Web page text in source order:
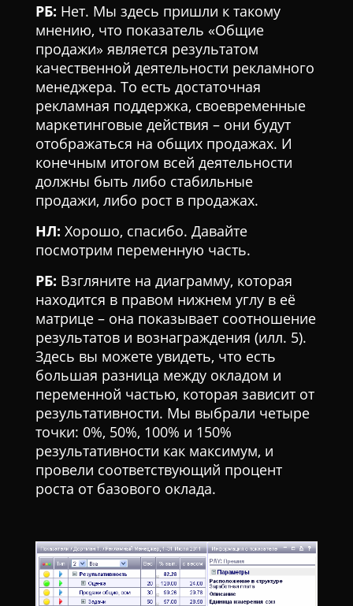
РБ: Нет. Мы здесь пришли к такому
мнению, что показатель «Общие
продажи» является результатом
качественной деятельности рекламного
менеджера. То есть достаточная
рекламная поддержка, своевременные
маркетинговые действия – они будут
отображаться на общих продажах. И
конечным итогом всей деятельности
должны быть либо стабильные
продажи, либо рост в продажах.
НЛ: Хорошо, спасибо. Давайте
посмотрим переменную часть.
РБ: Взгляните на диаграмму, которая
находится в правом нижнем углу в её
матрице – она показывает соотношение
результатов и вознаграждения (илл. 5).
Здесь вы можете увидеть, что есть
большая разница между окладом и
переменной частью, которая зависит от
результативности. Мы выбрали четыре
точки: 0%, 50%, 100% и 150%
результативности как максимум, и
провели соответствующий процент
роста от базового оклада.